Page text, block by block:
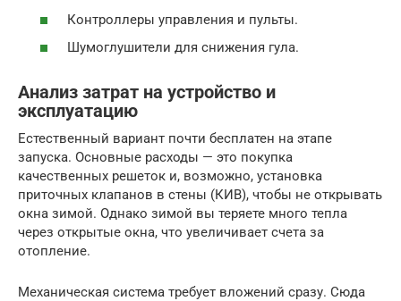
Контроллеры управления и пульты.
Шумоглушители для снижения гула.
Анализ затрат на устройство и
эксплуатацию
Естественный вариант почти бесплатен на этапе
запуска. Основные расходы — это покупка
качественных решеток и, возможно, установка
приточных клапанов в стены (КИВ), чтобы не открывать
окна зимой. Однако зимой вы теряете много тепла
через открытые окна, что увеличивает счета за
отопление.
Механическая система требует вложений сразу. Сюда